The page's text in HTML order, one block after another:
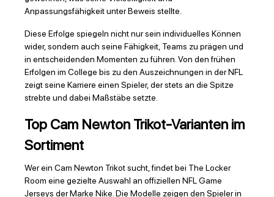
Anpassungsfähigkeit unter Beweis stellte.
Diese Erfolge spiegeln nicht nur sein individuelles Können
wider, sondern auch seine Fähigkeit, Teams zu prägen und
in entscheidenden Momenten zu führen. Von den frühen
Erfolgen im College bis zu den Auszeichnungen in der NFL
zeigt seine Karriere einen Spieler, der stets an die Spitze
strebte und dabei Maßstäbe setzte.
Top Cam Newton Trikot-Varianten im
Sortiment
Wer ein Cam Newton Trikot sucht, findet bei The Locker
Room eine gezielte Auswahl an offiziellen NFL Game
Jerseys der Marke Nike. Die Modelle zeigen den Spieler in